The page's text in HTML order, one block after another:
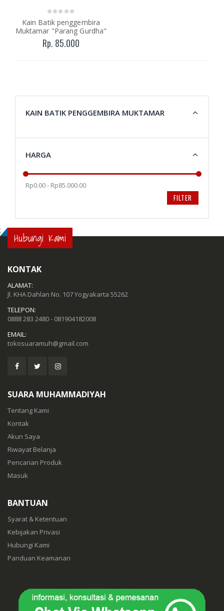
Kain Batik penggembira
Muktamar "Parang Gurdha"
Rp. 85.000
KAIN BATIK PENGGEMBIRA MUKTAMAR
HARGA
Rp0.00 - Rp85.000.00
FILTER
; Hubungi Kami
KONTAK
ALAMAT:
Jl. KHA Dahlan No. 107 Yogyakarta 55262
TELEPON:
0888 283 2480 - 081904182008
EMAIL:
tokosuaramuh@gmail.com
SUARA MUHAMMADIYAH
Tentang Kami
Kontak
Akun Saya
Riwayat Belanja
Pencarian Produk
Masuk
BANTUAN
Syarat & Ketentuan
Kebijakan Privasi
Hubungi Kami
Panduan Keamanan